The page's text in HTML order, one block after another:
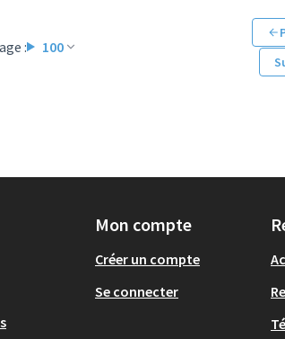
: 100
Mon compte
Créer un compte
Se connecter